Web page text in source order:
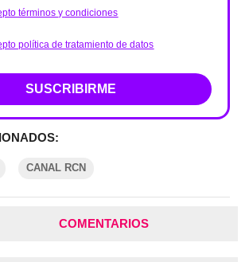
términos y condiciones
política de tratamiento de datos
SUSCRIBIRME
CANAL RCN
COMENTARIOS